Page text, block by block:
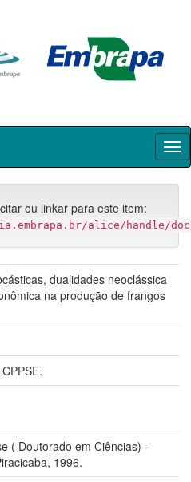
ou linkar para este item:
alice/handle/
dualidades neoclássica
na produção de frangos
( Doutorado em Ciências) -
1996.